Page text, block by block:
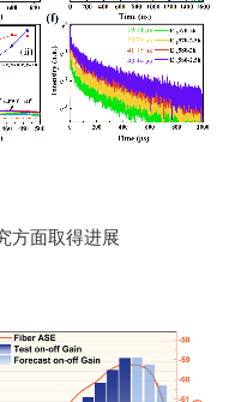
方面取得进展